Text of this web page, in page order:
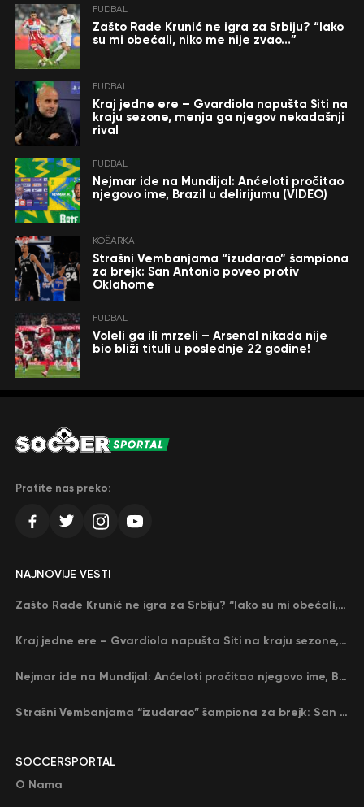
FUDBAL
Zašto Rade Krunić ne igra za Srbiju? “Iako
su mi obećali, niko me nije zvao…”
FUDBAL
Kraj jedne ere – Gvardiola napušta Siti na
kraju sezone, menja ga njegov nekadašnji
rival
FUDBAL
Nejmar ide na Mundijal: Anćeloti pročitao
njegovo ime, Brazil u delirijumu (VIDEO)
KOŠARKA
Strašni Vembanjama “izudarao” šampiona
za brejk: San Antonio poveo protiv
Oklahome
FUDBAL
Voleli ga ili mrzeli – Arsenal nikada nije
bio bliži tituli u poslednje 22 godine!
Pratite nas preko:
SOCCERSPORTAL
O Nama
NAJNOVIJE VESTI
Zašto Rade Krunić ne igra za Srbiju? “Iako su mi obećali, niko me nije zvao…”
Kraj jedne ere – Gvardiola napušta Siti na kraju sezone, menja ga njegov nekadašnji rival
Nejmar ide na Mundijal: Anćeloti pročitao njegovo ime, Brazil u delirijumu (VIDEO)
Strašni Vembanjama “izudarao” šampiona za brejk: San Antonio poveo protiv Oklahome